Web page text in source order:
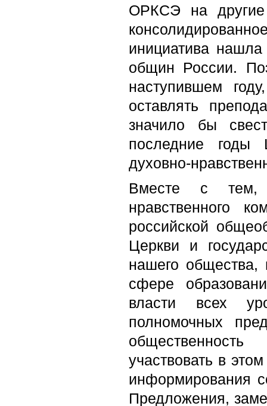
ОРКСЭ на другие
инициатива
общин России.
наступившем
оставлять
значило бы
последние годы
духовно-
Вместе с тем,
нравственного
российской
Церкви и
нашего общества,
сфере
власти всех
полномочных
участвовать в
информирования
Предложения,